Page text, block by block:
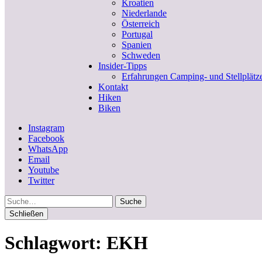
Kroatien
Niederlande
Österreich
Portugal
Spanien
Schweden
Insider-Tipps
Erfahrungen Camping- und
Kontakt
Hiken
Biken
Instagram
Facebook
WhatsApp
Email
Youtube
Twitter
Suche
Schließen
Schlagwort: EKH